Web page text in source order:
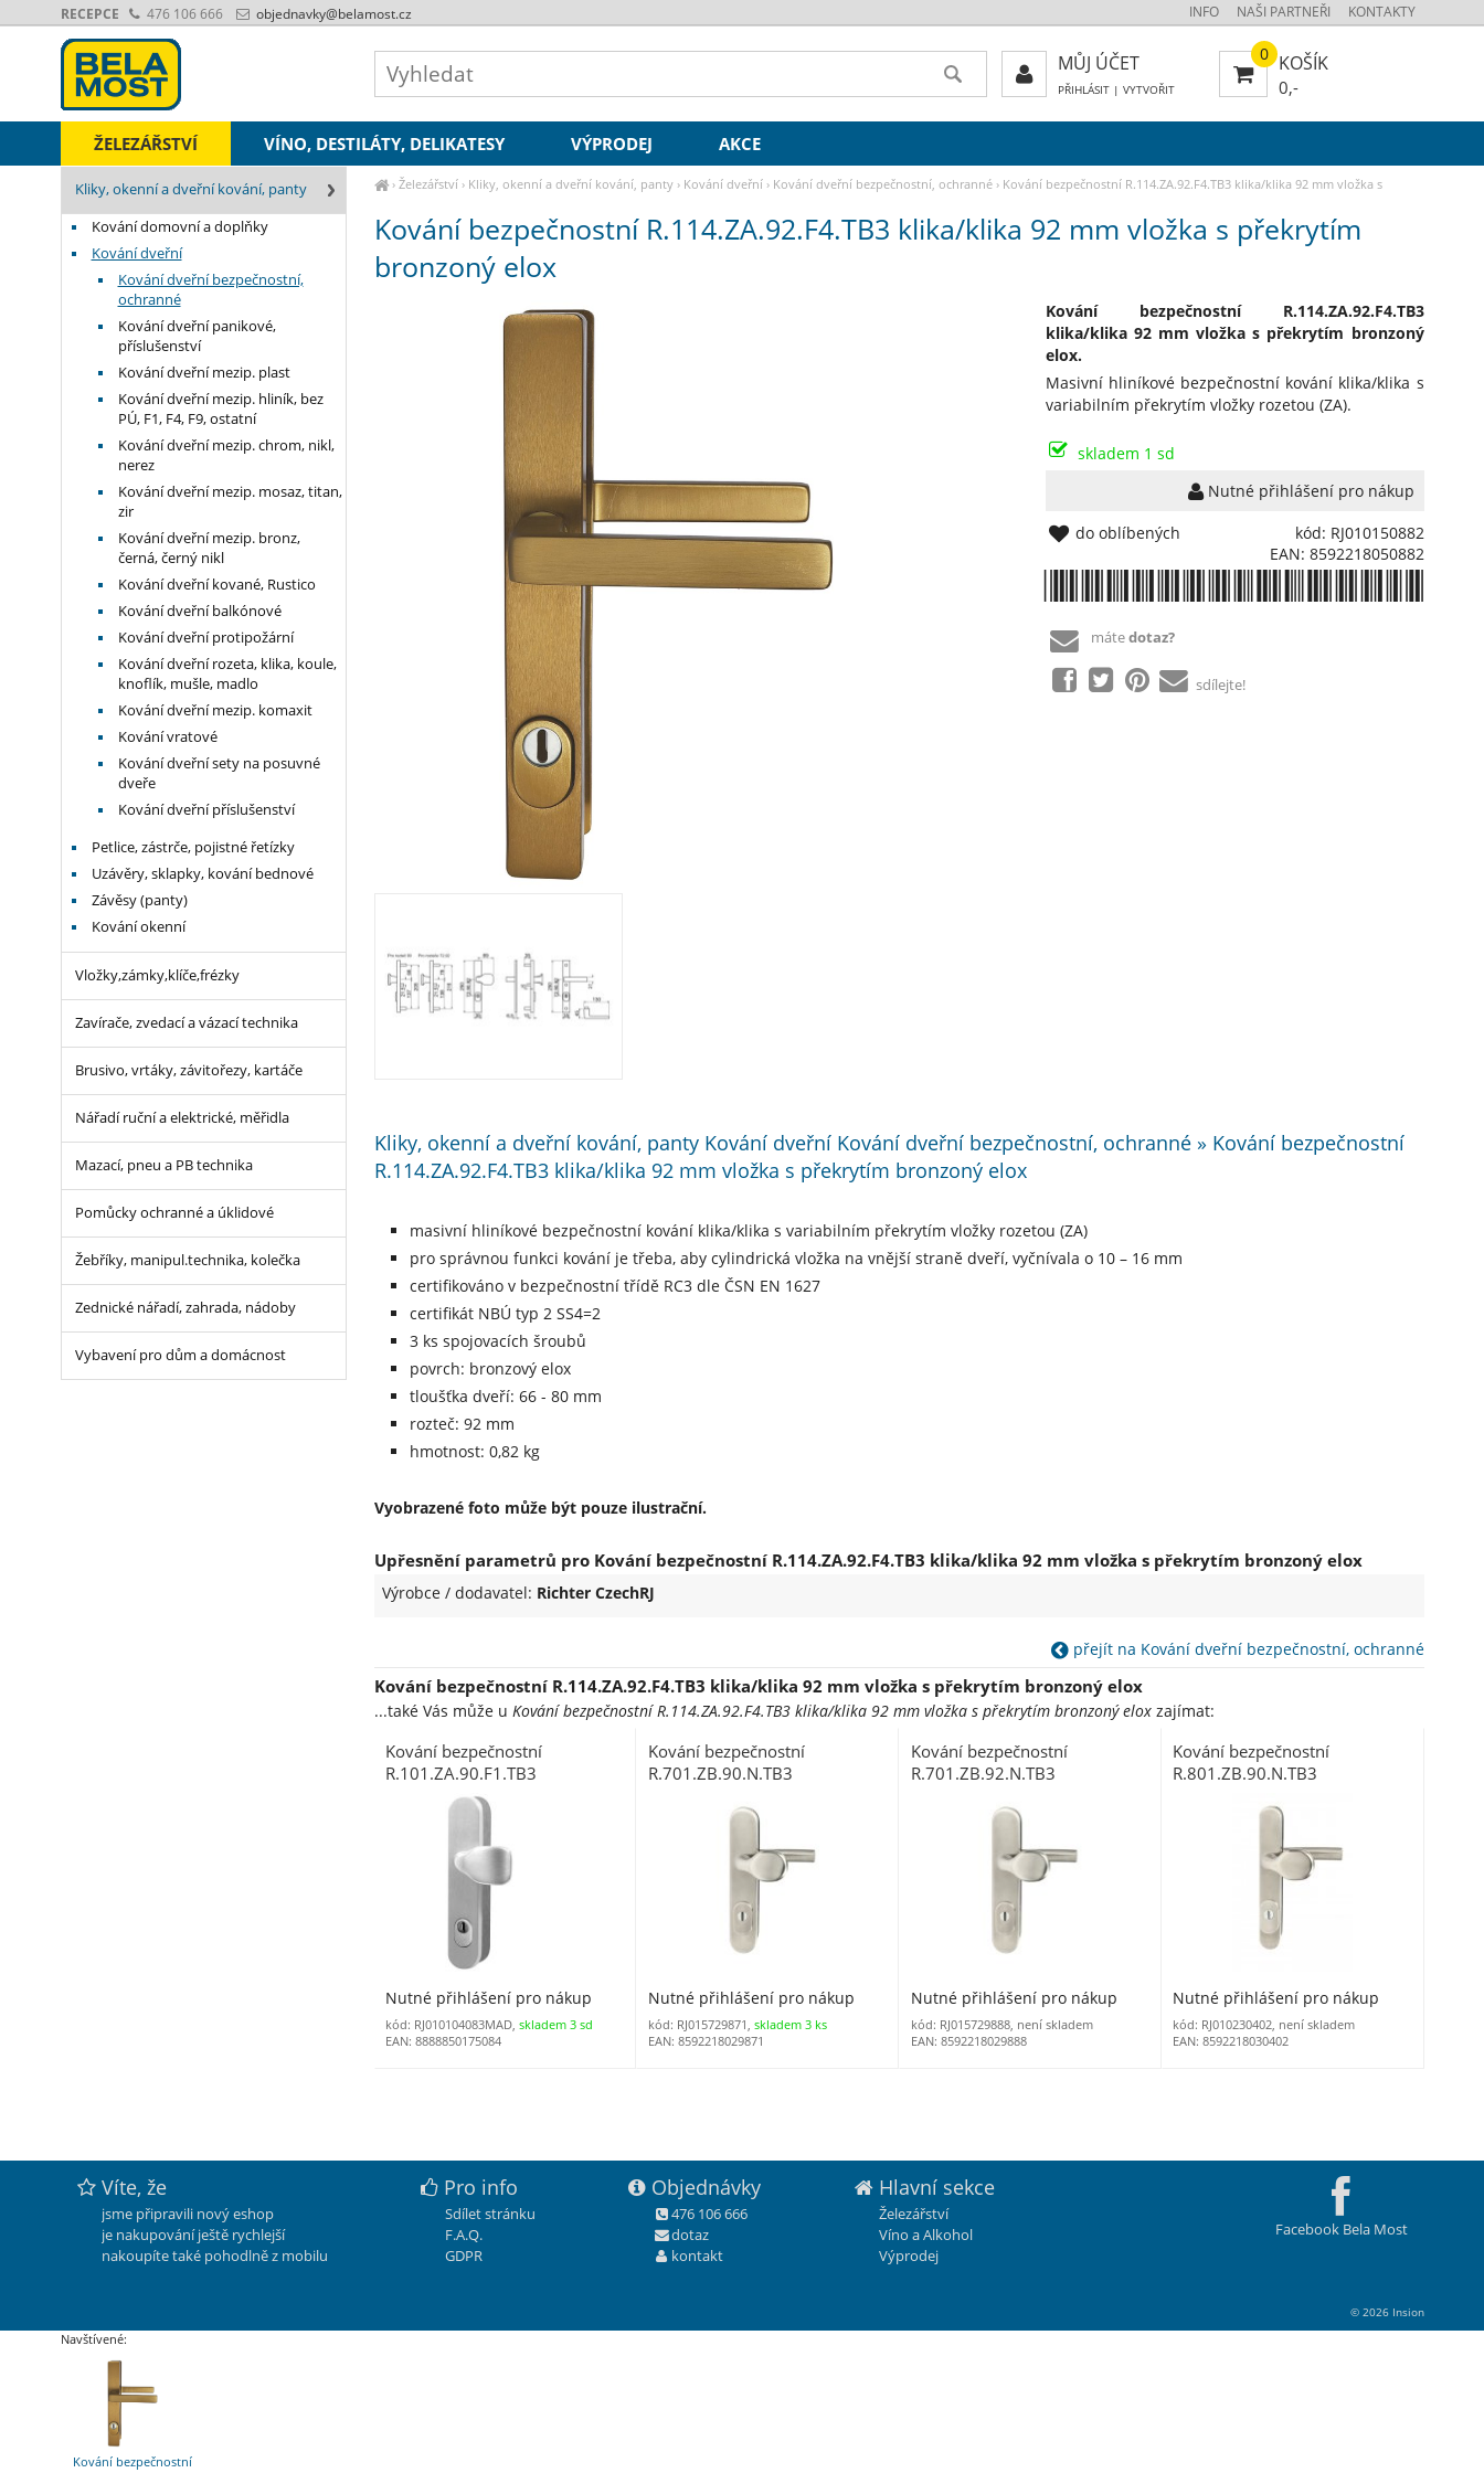
› Železářství› Kliky, okenní a dveřní kování, panty› Kování dveřní› Kování dveřní bezpečnostní, ochranné› Kování bezpečnostní R.114.ZA.92.F4.TB3 klika/klika 92 mm vložka s
Kování bezpečnostní R.114.ZA.92.F4.TB3 klika/klika 92 mm vložka s překrytím
bronzoný elox
Kování bezpečnostní R.114.ZA.92.F4.TB3
klika/klika 92 mm vložka s překrytím bronzoný
elox.
Masivní hliníkové bezpečnostní kování klika/klika s
variabilním překrytím vložky rozetou (ZA).
skladem 1 sd
Nutné přihlášení pro nákup
kód: RJ010150882
EAN: 8592218050882
do oblíbených
mátedotaz?
sdílejte!
Kliky, okenní a dveřní kování, panty Kování dveřní Kování dveřní bezpečnostní, ochranné » Kování bezpečnostní
R.114.ZA.92.F4.TB3 klika/klika 92 mm vložka s překrytím bronzoný elox
masivní hliníkové bezpečnostní kování klika/klika s variabilním překrytím vložky rozetou (ZA)
pro správnou funkci kování je třeba, aby cylindrická vložka na vnější straně dveří, vyčnívala o 10 – 16 mm
certifikováno v bezpečnostní třídě RC3 dle ČSN EN 1627
certifikát NBÚ typ 2 SS4=2
3 ks spojovacích šroubů
povrch: bronzový elox
tloušťka dveří: 66 - 80 mm
rozteč: 92 mm
hmotnost: 0,82 kg
Vyobrazené foto může být pouze ilustrační.
Upřesnění parametrů pro Kování bezpečnostní R.114.ZA.92.F4.TB3 klika/klika 92 mm vložka s překrytím bronzoný elox
Výrobce / dodavatel: Richter CzechRJ
přejít na Kování dveřní bezpečnostní, ochranné
Kování bezpečnostní R.114.ZA.92.F4.TB3 klika/klika 92 mm vložka s překrytím bronzoný elox
...také Vás může u Kování bezpečnostní R.114.ZA.92.F4.TB3 klika/klika 92 mm vložka s překrytím bronzoný eloxzajímat:
Kování bezpečnostní
R.101.ZA.90.F1.TB3
madlo/madlo 90 mm vložka
stříbrný elox F1 s překrytím
Nutné přihlášení pro nákup
kód: RJ010104083MAD,skladem 3 sd
EAN: 8888850175084
Kování bezpečnostní
R.701.ZB.90.N.TB3
nerez s překrytím
Nutné přihlášení pro nákup
kód: RJ015729871, skladem 3 ks
EAN: 8592218029871
Kování bezpečnostní
R.701.ZB.92.N.TB3
nerez s překrytím
Nutné přihlášení pro nákup
kód: RJ015729888, není skladem
EAN: 8592218029888
Kování bezpečnostní
R.801.ZB.90.N.TB3
nerez N s překrytím
Nutné přihlášení pro nákup
kód: RJ010230402, není skladem
EAN: 8592218030402
Kliky, okenní a dveřní kování, panty
Kování domovní a doplňky
Kování dveřní
Kování dveřní bezpečnostní,
ochranné
Kování dveřní panikové,
příslušenství
Kování dveřní mezip. plast
Kování dveřní mezip. hliník, bez
PÚ, F1, F4, F9, ostatní
Kování dveřní mezip. chrom, nikl,
nerez
Kování dveřní mezip. mosaz, titan,
zir
Kování dveřní mezip. bronz,
černá, černý nikl
Kování dveřní kované, Rustico
Kování dveřní balkónové
Kování dveřní protipožární
Kování dveřní rozeta, klika, koule,
knoflík, mušle, madlo
Kování dveřní mezip. komaxit
Kování vratové
Kování dveřní sety na posuvné
dveře
Kování dveřní příslušenství
Petlice, zástrče, pojistné řetízky
Uzávěry, sklapky, kování bednové
Závěsy (panty)
Kování okenní
Vložky,zámky,klíče,frézky
Zavírače, zvedací a vázací technika
Brusivo, vrtáky, závitořezy, kartáče
Nářadí ruční a elektrické, měřidla
Mazací, pneu a PB technika
Pomůcky ochranné a úklidové
Žebříky, manipul.technika, kolečka
Zednické nářadí, zahrada, nádoby
Vybavení pro dům a domácnost
ŽELEZÁŘSTVÍ VÍNO, DESTILÁTY, DELIKATESY VÝPRODEJ AKCE
INFO NAŠI PARTNEŘI KONTAKTY
RECEPCE 476 106 666 objednavky@belamost.cz
0 KOŠÍK
0,-
MŮJ ÚČET
PŘIHLÁSIT| VYTVOŘIT
Facebook Bela Most
Víte, že
jsme připravili nový eshop
je nakupování ještě rychlejší
nakoupíte také pohodlně z mobilu
Pro info
Sdílet stránku
F.A.Q.
GDPR
Objednávky
476 106 666
dotaz
kontakt
Hlavní sekce
Železářství
Víno a Alkohol
Výprodej
© 2026 Insion
Navštívené:
Kování bezpečnostní